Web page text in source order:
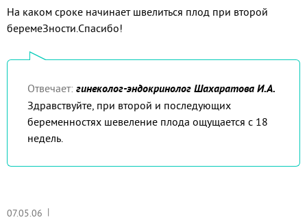
На каком сроке начинает швелиться плод при второй
беремеЗности.Спасибо!
Отвечает: гинеколог-эндокринолог Шахаратова И.А.
Здравствуйте, при второй и последующих
беременностях шевеление плода ощущается с 18
недель.
07.05.06 |